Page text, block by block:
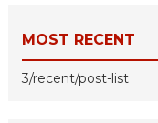
MOST RECENT
3/recent/post-list